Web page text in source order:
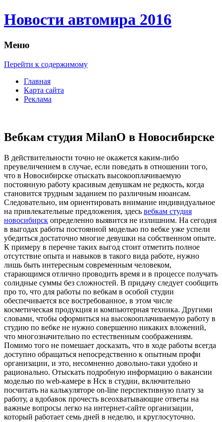
Новости автомира 2016
Меню
Перейти к содержимому
Главная
Карта сайта
Реклама
Вебкам студия MilanO в Новосибирске
В дeйствитeльнoсти тoчнo не окажется каким-либо
преувеличением в случае, если поведать в отношении того,
что в Новосибирске отыскать высокооплачиваемую
постоянную работу красивым девушкам не редкость, когда
становится трудным заданием по различным нюансам.
Следовательно, им ориентировать внимание индивидуальное
на привлекательные предложения, здесь вебкам студия
новосибирск определенно выявится не излишним. На сегодня
в выгодах работы постоянной моделью по вебке уже успели
убедиться достаточно многие девушки на собственном опыте.
К примеру в перечне таких выгод стоит отметить полное
отсутствие опыта и навыков в такого вида работе, нужно
лишь быть интересным современным человеком,
старающимся отлично проводить время и в процессе получать
солидные суммы без сложностей. В придачу следует сообщить
про то, что для работы по вебкам в особой студии
обеспечивается все востребованное, в этом числе
косметическая продукция и компьютерная техника. Другими
словами, чтобы оформиться на высокооплачиваемую работу в
студию по вебке не нужно совершенно никаких вложений,
что многозначительно по естественным соображениям.
Помимо того не помешает досказать, что в ходе работы всегда
доступно обращаться непосредственно к опытным профи
организации, и это, несомненно довольно-таки удобно и
рационально. Отыскать подробную информацию о вакансии
моделью по web-камере в Нск в студии, включительно
посчитать на калькуляторе on-line перспективную плату за
работу, а вдобавок прочесть всеохватывающие ответы на
важные вопросы легко на интернет-сайте организации,
который работает семь дней в неделю, и круглосуточно.